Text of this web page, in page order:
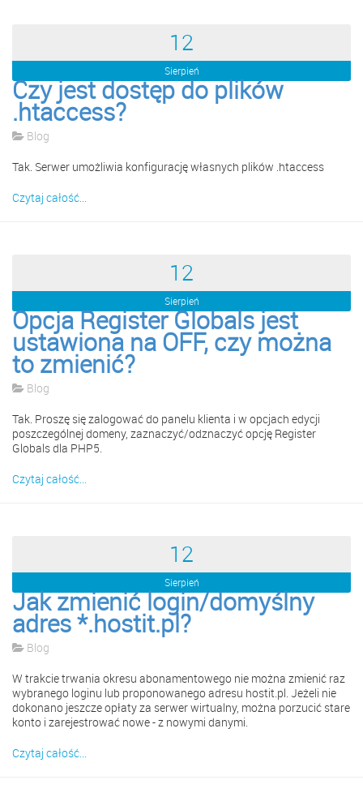
12
Sierpień
Czy jest dostęp do plików
.htaccess?
Blog
Tak. Serwer umożliwia konfigurację własnych plików .htaccess
Czytaj całość...
12
Sierpień
Opcja Register Globals jest
ustawiona na OFF, czy można
to zmienić?
Blog
Tak. Proszę się zalogować do panelu klienta i w opcjach edycji
poszczególnej domeny, zaznaczyć/odznaczyć opcję Register
Globals dla PHP5.
Czytaj całość...
12
Sierpień
Jak zmienić login/domyślny
adres *.hostit.pl?
Blog
W trakcie trwania okresu abonamentowego nie można zmienić raz
wybranego loginu lub proponowanego adresu hostit.pl. Jeżeli nie
dokonano jeszcze opłaty za serwer wirtualny, można porzucić stare
konto i zarejestrować nowe - z nowymi danymi.
Czytaj całość...